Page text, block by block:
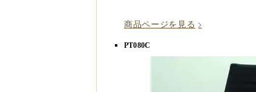
商品ページを見る
PT080C